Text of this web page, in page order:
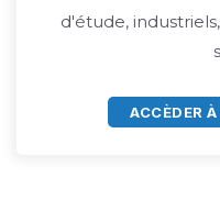
d'étude,
ACCÈDER